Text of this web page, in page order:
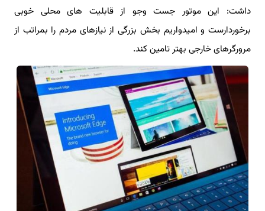
آموزش
داشت: این موتور جست وجو از قابلیت های محلی خوبی
برخوردارست و امیدواریم بخش بزرگی از نیازهای مردم را بمراتب از
مرورگرهای خارجی بهتر تامین کند.